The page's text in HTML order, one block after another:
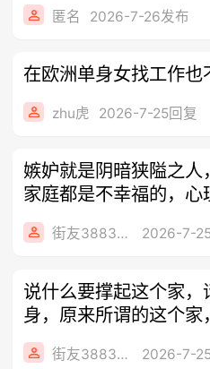
匿名 2026-7-26发布
在欧洲单身女找工作也
zhu虎 2026-7-25回复
嫉妒就是阴暗狭隘之
家庭都是不幸福的，
压，造
街友3883700 2026-7-
说什么要撑起这个家
身，原来所谓的这个家
不饿
街友3883700 2026-7-